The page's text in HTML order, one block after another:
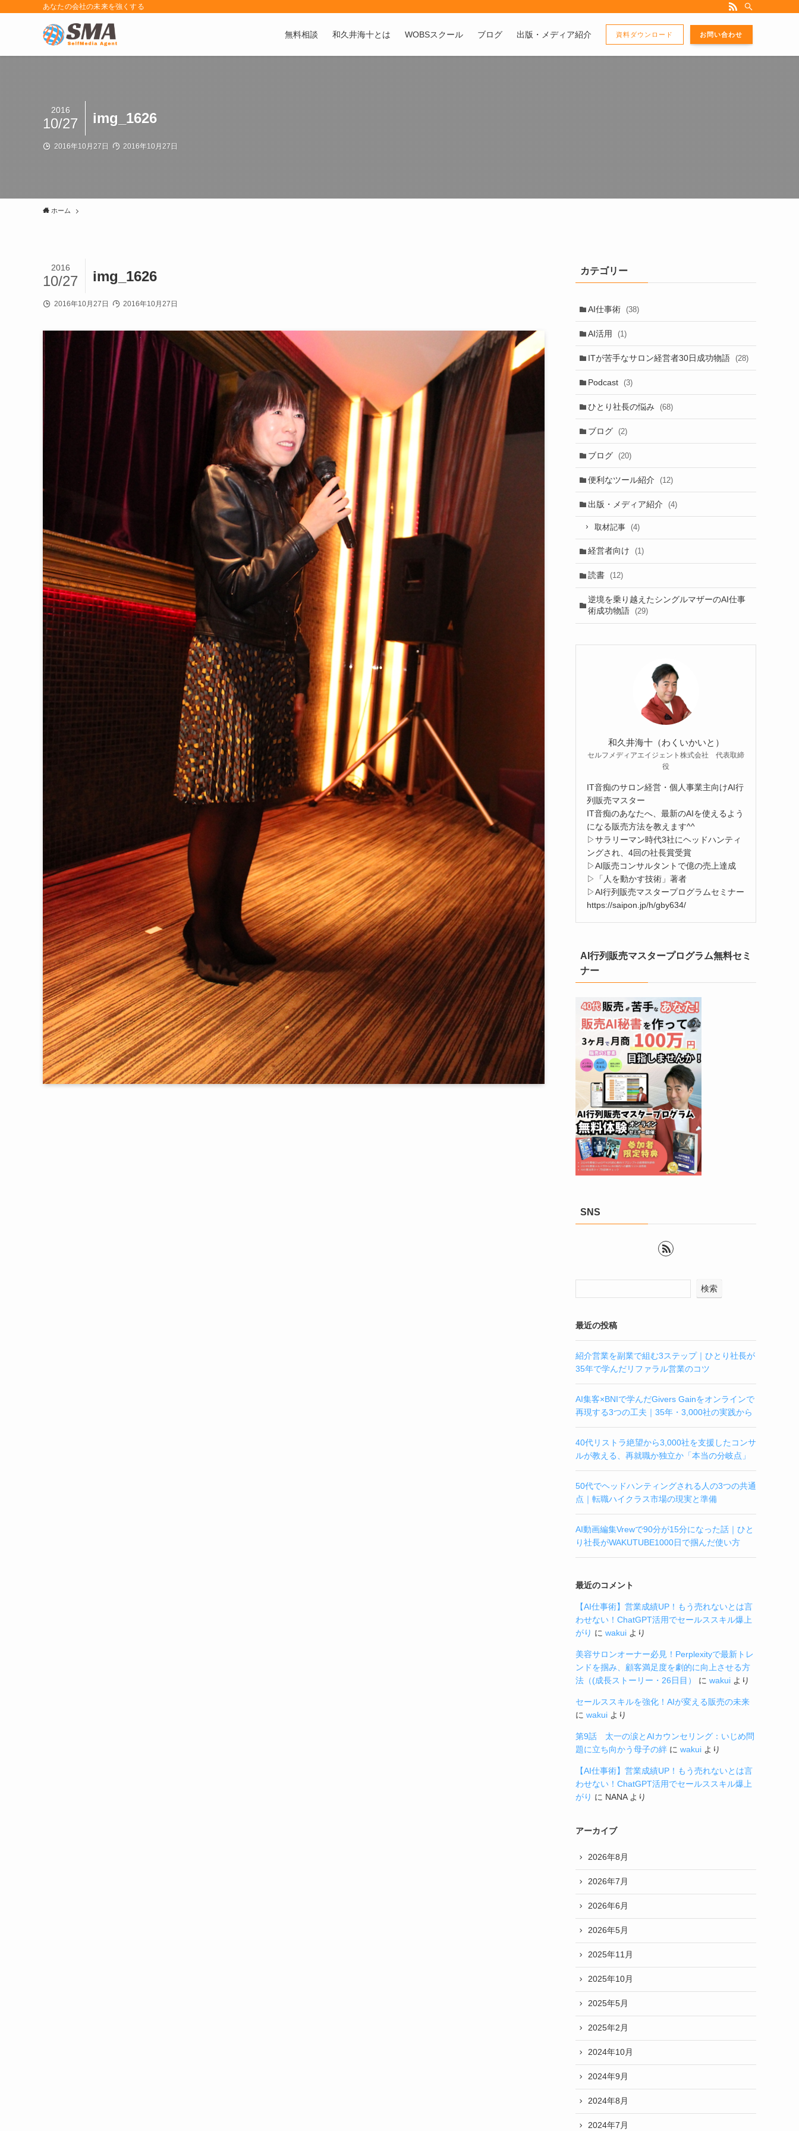
あなたの会社の未来を強くする
無料相談 和久井海十とは WOBSスクール ブログ 出版・メディア紹介 資料ダウンロード お問い合わせ
img_1626
2016
10/27
2016年10月27日 2016年10月27日
ホーム
img_1626
2016
10/27
2016年10月27日 2016年10月27日
カテゴリー
AI仕事術 (38)
AI活用 (1)
ITが苦手なサロン経営者30日成功物語 (28)
Podcast (3)
ひとり社長の悩み (68)
ブログ (2)
ブログ (20)
便利なツール紹介 (12)
出版・メディア紹介 (4)
取材記事 (4)
経営者向け (1)
読書 (12)
逆境を乗り越えたシングルマザーのAI仕事
術成功物語 (29)
和久井海十（わくいかいと）
セルフメディアエイジェント株式会社 代表取締
役
IT音痴のサロン経営・個人事業主向けAI行
列販売マスター
IT音痴のあなたへ、最新のAIを使えるよう
になる販売方法を教えます^^
▷サラリーマン時代3社にヘッドハンティ
ングされ、4回の社長賞受賞
▷AI販売コンサルタントで億の売上達成
▷「人を動かす技術」著者
▷AI行列販売マスタープログラムセミナー
https://saipon.jp/h/gby634/
AI行列販売マスタープログラム無料セミ
ナー
SNS
検索
最近の投稿
紹介営業を副業で組む3ステップ｜ひとり社長が
35年で学んだリファラル営業のコツ
AI集客×BNIで学んだGivers Gainをオンラインで
再現する3つの工夫｜35年・3,000社の実践から
40代リストラ絶望から3,000社を支援したコンサ
ルが教える、再就職か独立か「本当の分岐点」
50代でヘッドハンティングされる人の3つの共通
点｜転職ハイクラス市場の現実と準備
AI動画編集Vrewで90分が15分になった話｜ひと
り社長がWAKUTUBE1000日で掴んだ使い方
最近のコメント
【AI仕事術】営業成績UP！もう売れないとは言
わせない！ChatGPT活用でセールススキル爆上
がり に wakui より
美容サロンオーナー必見！Perplexityで最新トレ
ンドを掴み、顧客満足度を劇的に向上させる方
法（(成長ストーリー・26日目）
に wakui より
セールススキルを強化！AIが変える販売の未来
に wakui より
第9話 太一の涙とAIカウンセリング：いじめ問
題に立ち向かう母子の絆 に wakui より
【AI仕事術】営業成績UP！もう売れないとは言
わせない！ChatGPT活用でセールススキル爆上
がり に NANAより
アーカイブ
2026年8月
2026年7月
2026年6月
2026年5月
2025年11月
2025年10月
2025年5月
2025年2月
2024年10月
2024年9月
2024年8月
2024年7月